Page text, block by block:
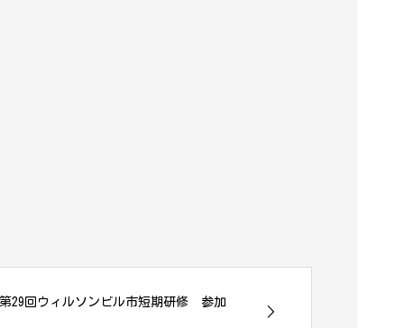
29回ウィルソンビル市短期研修 参加